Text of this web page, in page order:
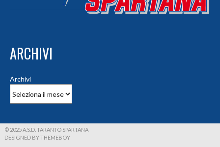
ARCHIVI
Archivi
© 2025 A.S.D. TARANTO SPARTANA
DESIGNED BY THEMEBOY